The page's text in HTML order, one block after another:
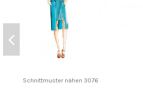
Schnittmuster nähen 3076